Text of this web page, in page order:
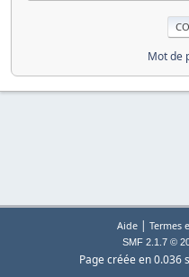
Mot de
Aide| Termes
SMF 2.1.7 ©
Page créée en 0.036